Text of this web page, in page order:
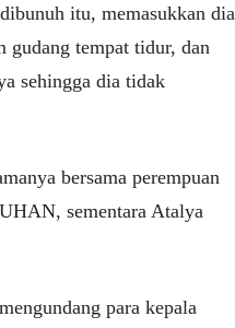
itu, memasukkan dia
gudang tempat tidur, dan
sehingga dia tidak
bersama perempuan
sementara Atalya
para kepala